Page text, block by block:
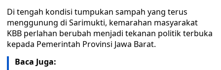
Di tengah kondisi tumpukan sampah yang terus
menggunung di Sarimukti, kemarahan masyarakat
KBB perlahan berubah menjadi tekanan politik terbuka
kepada Pemerintah Provinsi Jawa Barat.
Baca Juga: